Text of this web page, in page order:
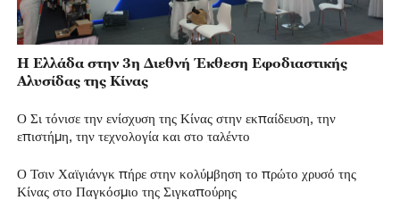
Η Ελλάδα στην 3η Διεθνή Έκθεση Εφοδιαστικής
Αλυσίδας της Κίνας
Ο Σι τόνισε την ενίσχυση της Κίνας στην εκπαίδευση, την
επιστήμη, την τεχνολογία και στο ταλέντο
Ο Τσιν Χαϊγιάνγκ πήρε στην κολύμβηση το πρώτο χρυσό της
Κίνας στο Παγκόσμιο της Σιγκαπούρης